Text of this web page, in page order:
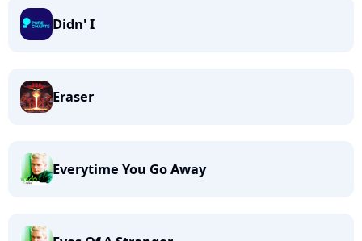
Didn' I
Eraser
Everytime You Go Away